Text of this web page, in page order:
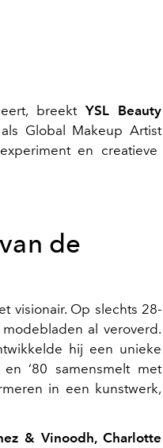
breektYSL Beauty
als Global Makeup Artist
en creatieve
de
visionair. Op slechts 28-
al veroverd.
hij een unieke
‘80 samensmelt met
in een kunstwerk,
& Vinoodh, Charlotte